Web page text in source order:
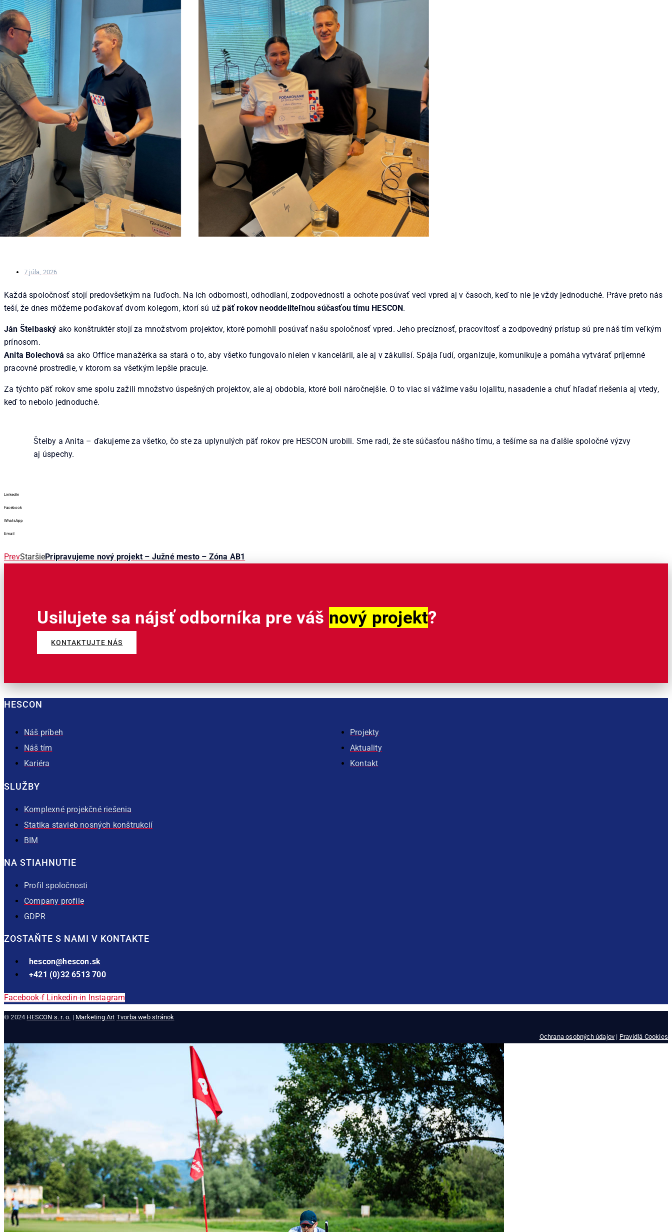
7 júla, 2026
Každá spoločnosť stojí predovšetkým na ľuďoch. Na ich odbornosti, odhodlaní, zodpovednosti a ochote posúvať veci vpred aj v časoch, keď to nie je vždy jednoduché. Práve preto nás
teší, že dnes môžeme poďakovať dvom kolegom, ktorí sú užpäť rokov neoddeliteľnou súčasťou tímu HESCON .
Ján Štelbaský ako konštruktér stojí za množstvom projektov, ktoré pomohli posúvať našu spoločnosť vpred. Jeho precíznosť, pracovitosť a zodpovedný prístup sú pre náš tím veľkým
prínosom.
Anita Bolechová sa ako Office manažérka sa stará o to, aby všetko fungovalo nielen v kancelárii, ale aj v zákulisí. Spája ľudí, organizuje, komunikuje a pomáha vytvárať príjemné
pracovné prostredie, v ktorom sa všetkým lepšie pracuje.
Za týchto päť rokov sme spolu zažili množstvo úspešných projektov, ale aj obdobia, ktoré boli náročnejšie. O to viac si vážime vašu lojalitu, nasadenie a chuť hľadať riešenia aj vtedy,
keď to nebolo jednoduché.
Štelby a Anita – ďakujeme za všetko, čo ste za uplynulých päť rokov pre HESCON urobili. Sme radi, že ste súčasťou nášho tímu, a tešíme sa na ďalšie spoločné výzvy
aj úspechy.
LinkedIn
Facebook
WhatsApp
Email
PrevStaršiePripravujeme nový projekt – Južné mesto – Zóna AB1
Usilujete sa nájsť odborníka pre váš nový projekt?
KONTAKTUJTE NÁS
HESCON
Náš príbeh
Náš tím
Kariéra
Projekty
Aktuality
Kontakt
SLUŽBY
Komplexné projekčné riešenia
Statika stavieb nosných konštrukcií
BIM
NA STIAHNUTIE
Profil spoločnosti
Company profile
GDPR
ZOSTAŇTE S NAMI V KONTAKTE
hescon@hescon.sk
+421 (0)32 6513 700
Facebook-f Linkedin-in Instagram
© 2024 HESCON s. r. o. | Marketing Art Tvorba web stránok
Ochrana osobných údajov | Pravidlá Cookies